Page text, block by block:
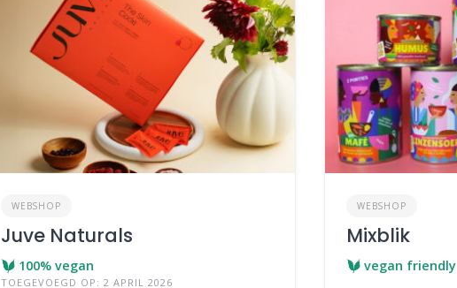
WEBSHOP
Juve Naturals
100% vegan
TOEGEVOEGD OP: 2 APRIL 2026
WEBSHOP
Mixblik
vegan friendly